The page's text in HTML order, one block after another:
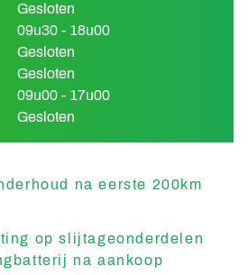
Gesloten
09u30 - 18u00
Gesloten
Gesloten
09u00 - 17u00
Gesloten
na eerste 200km
op slijtageonderdelen
na aankoop